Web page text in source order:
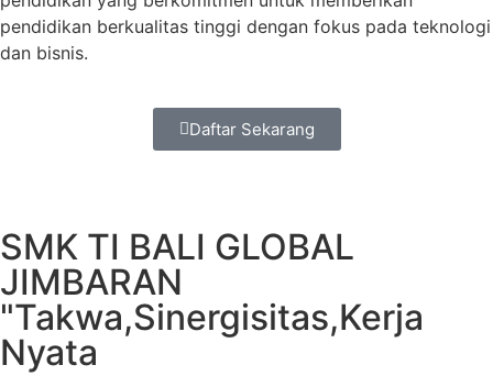
pendidikan berkualitas tinggi dengan fokus pada teknologi
dan bisnis.
Daftar Sekarang
SMK TI BALI GLOBAL
JIMBARAN
"Takwa,Sinergisitas,Kerja
Nyata